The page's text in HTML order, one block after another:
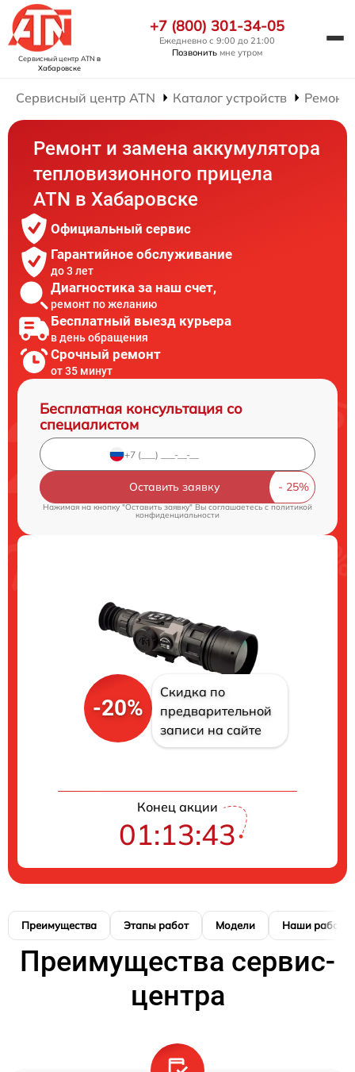
Сервисный центр ATN в
Хабаровске
+7 (800) 301-34-05
Ежедневно с 9:00 до 21:00
Позвонить мне утром
Сервисный центр ATN Каталог устройств Ремонт
Ремонт и замена аккумулятора
тепловизионного прицела
ATN в Хабаровске
Официальный сервис
Гарантийное обслуживание
до 3 лет
Диагностика за наш счет,
ремонт по желанию
Бесплатный выезд курьера
в день обращения
Срочный ремонт
от 35 минут
Бесплатная консультация со
специалистом
Оставить заявку
Нажимая на кнопку "Оставить заявку" Вы соглашаетесь cполитикой
конфиденциальности
-20%
Скидка по
предварительной
записи на сайте
Конец акции
01:13:42
Преимущества Этапы работ Модели Наши работы
Преимущества сервис-
центра